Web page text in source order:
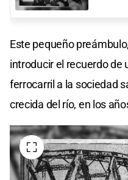
Este pequeño
introducir el recuerdo de
ferrocarril a la sociedad
crecida del río, en los